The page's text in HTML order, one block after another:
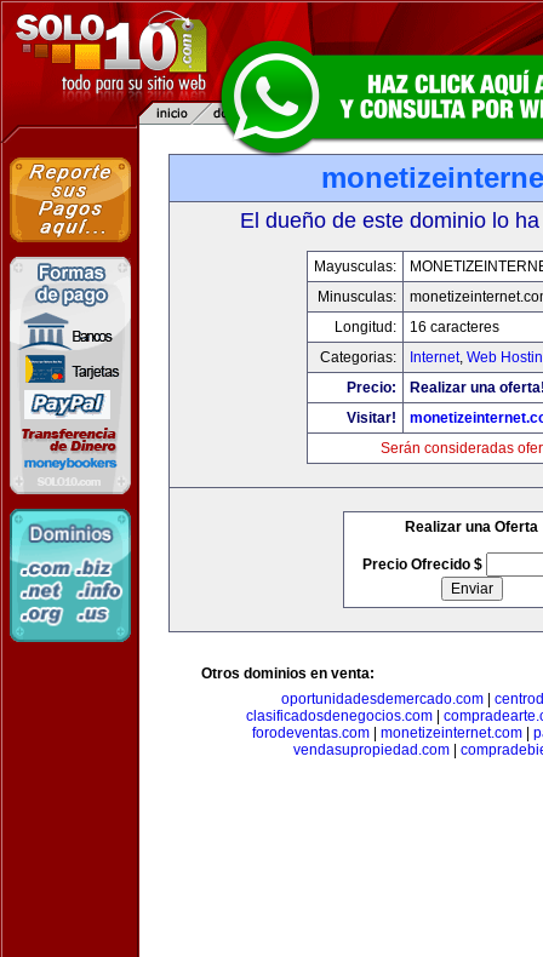
El dueño de este dominio lo
Mayusculas:
Minusculas:
Longitud:
16 caracteres
Categorias:
Internet, Web
Precio:
Realizar una
Visitar!
Serán consideradas
Realizar una Oferta
Precio Ofrecido $
Otros dominios en venta:
oportunidadesdemercado.com
clasificadosdenegocios.com|
forodeventas.com| monetizeinternet.com|
vendasupropiedad.com|